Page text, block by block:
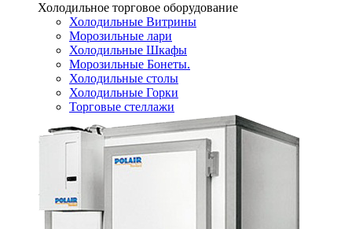
Холодильное торговое оборудование
Холодильные Витрины
Морозильные лари
Холодильные Шкафы
Морозильные Бонеты.
Холодильные столы
Холодильные Горки
Торговые стеллажи